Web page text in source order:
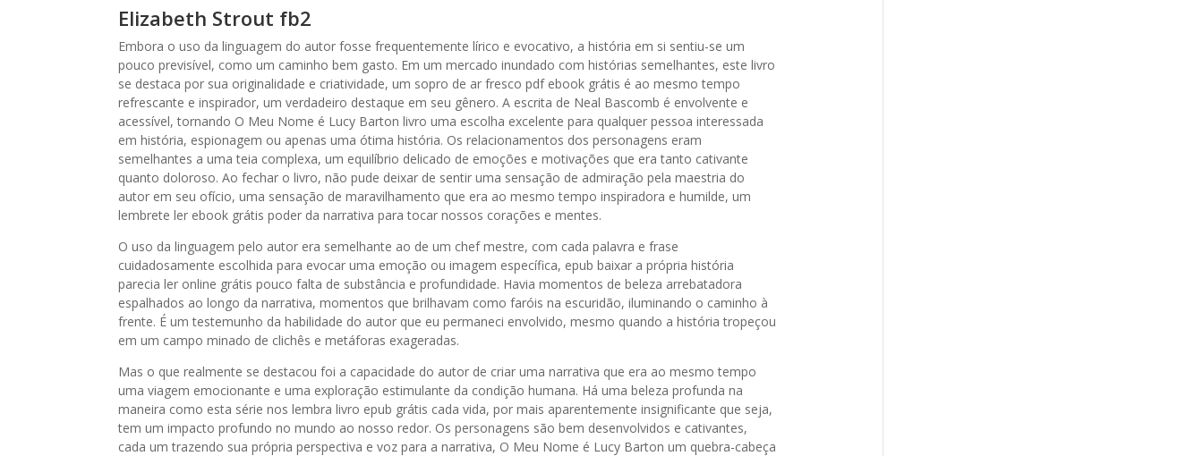
Elizabeth Strout fb2
Embora o uso da linguagem do autor fosse frequentemente lírico e evocativo, a história em si sentiu-se um
pouco previsível, como um caminho bem gasto. Em um mercado inundado com histórias semelhantes, este livro
se destaca por sua originalidade e criatividade, um sopro de ar fresco pdf ebook grátis é ao mesmo tempo
refrescante e inspirador, um verdadeiro destaque em seu gênero. A escrita de Neal Bascomb é envolvente e
acessível, tornando O Meu Nome é Lucy Barton livro uma escolha excelente para qualquer pessoa interessada
em história, espionagem ou apenas uma ótima história. Os relacionamentos dos personagens eram
semelhantes a uma teia complexa, um equilíbrio delicado de emoções e motivações que era tanto cativante
quanto doloroso. Ao fechar o livro, não pude deixar de sentir uma sensação de admiração pela maestria do
autor em seu ofício, uma sensação de maravilhamento que era ao mesmo tempo inspiradora e humilde, um
lembrete ler ebook grátis poder da narrativa para tocar nossos corações e mentes.
O uso da linguagem pelo autor era semelhante ao de um chef mestre, com cada palavra e frase
cuidadosamente escolhida para evocar uma emoção ou imagem específica, epub baixar a própria história
parecia ler online grátis pouco falta de substância e profundidade. Havia momentos de beleza arrebatadora
espalhados ao longo da narrativa, momentos que brilhavam como faróis na escuridão, iluminando o caminho à
frente. É um testemunho da habilidade do autor que eu permaneci envolvido, mesmo quando a história tropeçou
em um campo minado de clichês e metáforas exageradas.
Mas o que realmente se destacou foi a capacidade do autor de criar uma narrativa que era ao mesmo tempo
uma viagem emocionante e uma exploração estimulante da condição humana. Há uma beleza profunda na
maneira como esta série nos lembra livro epub grátis cada vida, por mais aparentemente insignificante que seja,
tem um impacto profundo no mundo ao nosso redor. Os personagens são bem desenvolvidos e cativantes,
cada um trazendo sua própria perspectiva e voz para a narrativa, O Meu Nome é Lucy Barton um quebra-cabeça